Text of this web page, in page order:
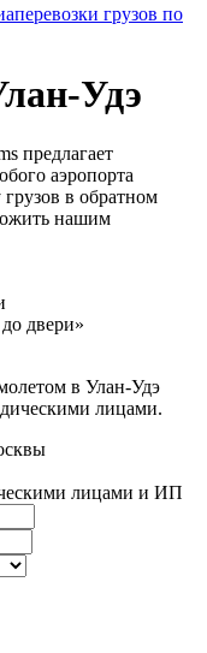
грузов по
Удэ
предлагает
аэропорта
в обратном
нашим
двери»
в Улан-Удэ
лицами.
лицами и ИП